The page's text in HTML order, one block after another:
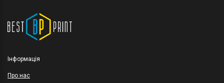
Інформація
Про нас